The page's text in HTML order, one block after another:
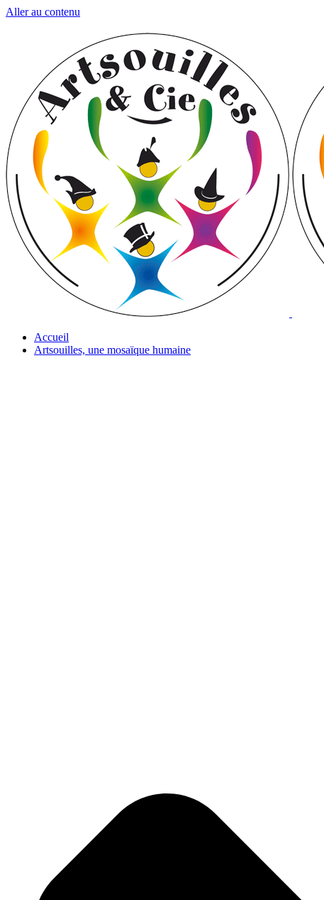
Aller au contenu
Accueil
Artsouilles, une mosaïque humaine